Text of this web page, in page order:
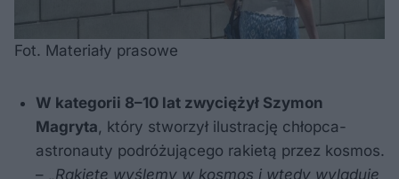
Fot. Materiały prasowe
W kategorii 8–10 lat zwyciężył Szymon
Magryta, który stworzył ilustrację chłopca-
astronauty podróżującego rakietą przez kosmos.
–
„Rakietę wyślemy w kosmos i wtedy wyląduje